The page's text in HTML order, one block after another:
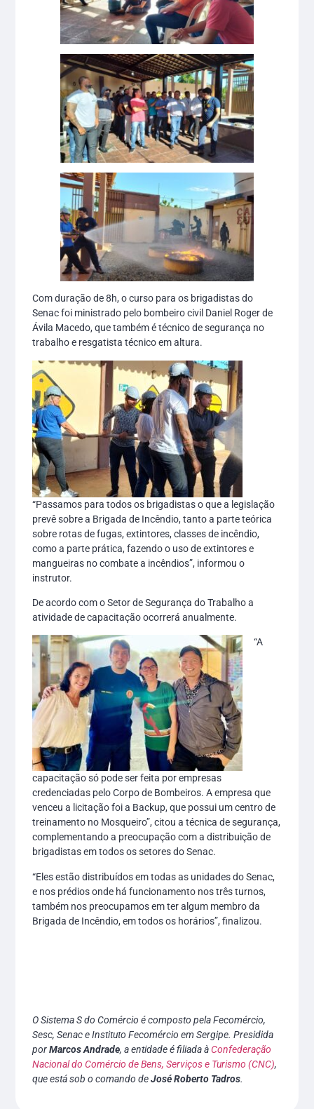
Com duração de 8h, o curso para os brigadistas do
Senac foi ministrado pelo bombeiro civil Daniel Roger de
Ávila Macedo, que também é técnico de segurança no
trabalho e resgatista técnico em altura.
“Passamos para todos os brigadistas o que a legislação
prevê sobre a Brigada de Incêndio, tanto a parte teórica
sobre rotas de fugas, extintores, classes de incêndio,
como a parte prática, fazendo o uso de extintores e
mangueiras no combate a incêndios”, informou o
instrutor.
De acordo com o Setor de Segurança do Trabalho a
atividade de capacitação ocorrerá anualmente.
“A
capacitação só pode ser feita por empresas
credenciadas pelo Corpo de Bombeiros. A empresa que
venceu a licitação foi a Backup, que possui um centro de
treinamento no Mosqueiro”, citou a técnica de segurança,
complementando a preocupação com a distribuição de
brigadistas em todos os setores do Senac.
“Eles estão distribuídos em todas as unidades do Senac,
e nos prédios onde há funcionamento nos três turnos,
também nos preocupamos em ter algum membro da
Brigada de Incêndio, em todos os horários”, finalizou.
O Sistema S do Comércio é composto pela Fecomércio,
Sesc, Senac e Instituto Fecomércio em Sergipe. Presidida
porMarcos Andrade, a entidade é filiada àConfederação
Nacional do Comércio de Bens, Serviços e Turismo (CNC),
que está sob o comando deJosé Roberto Tadros.